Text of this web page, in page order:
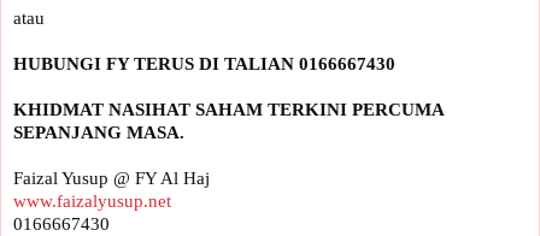
KHIDMAT NASIHAT SAHAM TERKINI PERCUMA
www.faizalyusup.net
0166667430